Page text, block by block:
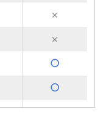
×
×
○
○
×